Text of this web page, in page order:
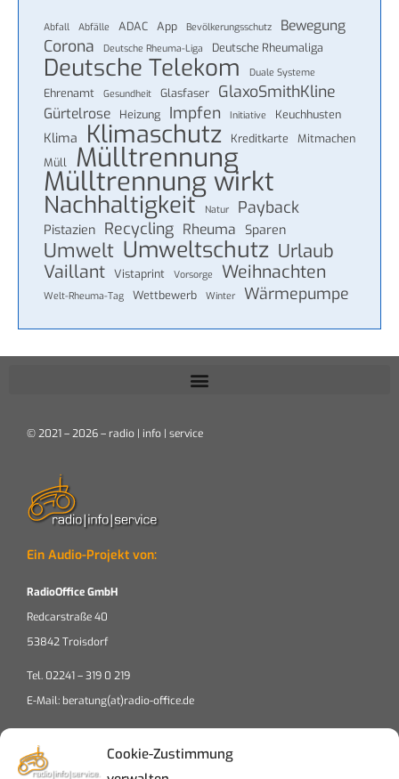
Cookie-Zustimmung
Abfall Abfälle ADAC App Bevölkerungsschutz Bewegung
Corona Deutsche Rheuma-Liga Deutsche Rheumaliga
Deutsche Telekom Duale Systeme
Ehrenamt Gesundheit Glasfaser GlaxoSmithKline
Gürtelrose Heizung Impfen Initiative Keuchhusten
Klima Klimaschutz Kreditkarte
Mitmachen
Müll
Mülltrennung
Mülltrennung wirkt
Nachhaltigkeit Natur Payback
Pistazien Recycling Rheuma Sparen
Umwelt Umweltschutz Urlaub
Vaillant Vistaprint Vorsorge Weihnachten
Welt-Rheuma-Tag Wettbewerb Winter Wärmepumpe
© 2021 – 2026 – radio | info | service
Ein Audio-Projekt von:
RadioOffice GmbH
Redcarstraße 40
53842 Troisdorf
Tel. 02241 – 319 0 219
E-Mail: beratung(at)radio-office.de